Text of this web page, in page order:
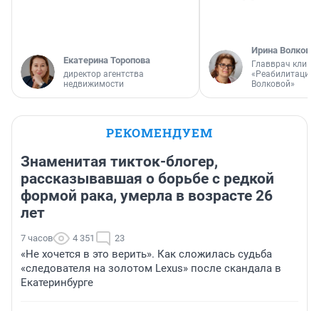
Екатерина Торопова
директор агентства
недвижимости
Ирина Волкова
Главврач
«Реабилитация
Волковой»
РЕКОМЕНДУЕМ
Знаменитая тикток-блогер,
рассказывавшая о борьбе с редкой
формой рака, умерла в возрасте 26
лет
7 часов 4 351 23
«Не хочется в это верить». Как сложилась судьба
«следователя на золотом Lexus» после скандала в
Екатеринбурге